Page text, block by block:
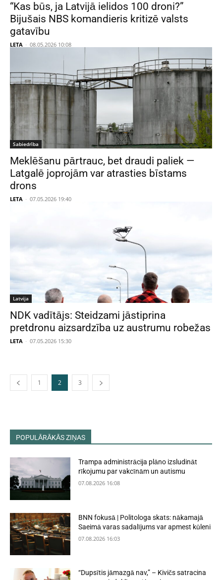
“Kas būs, ja Latvijā ielidos 100 droni?”
Bijušais NBS komandieris kritizē valsts
gatavību
LETA - 08.05.2026 10:08
Sabiedrība
Meklēšanu pārtrauc, bet draudi paliek —
Latgalē joprojām var atrasties bīstams
drons
LETA - 07.05.2026 19:40
Latvija
NDK vadītājs: Steidzami jāstiprina
pretdronu aizsardzība uz austrumu robežas
LETA - 07.05.2026 15:30
1 2 3
POPULĀRĀKĀS ZIŅAS
Trampa administrācija plāno izsludināt
rīkojumu par vakcīnām un autismu
07.08.2026 16:08
BNN fokusā | Politologa skats: nākamajā
Saeimā varas sadalījums var apmest kūleni
07.08.2026 16:03
“Dupsītis jāmazgā nav,” – Kivičs satracina